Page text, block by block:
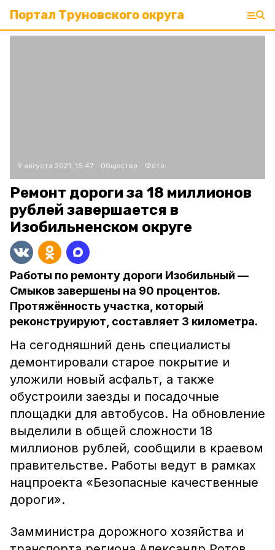
Портал Труновского округа
9 августа 2021, 15:47 Общество Фото:
Ремонт дороги за 18 миллионов
рублей завершается в
Изобильненском округе
Работы по ремонту дороги Изобильный —
Смыков завершены на 90 процентов.
Протяжённость участка, который
реконструируют, составляет 3 километра.
На сегодняшний день специалисты
демонтировали старое покрытие и
уложили новый асфальт, а также
обустроили заезды и посадочные
площадки для автобусов. На обновление
выделили в общей сложности 18
миллионов рублей, сообщили в краевом
правительстве. Работы ведут в рамках
нацпроекта «Безопасные качественные
дороги».
Замминистра дорожного хозяйства и